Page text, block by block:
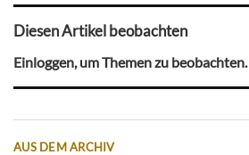
Diesen Artikel beobachten
Einloggen, um Themen zu beobachten.
AUS DEM ARCHIV